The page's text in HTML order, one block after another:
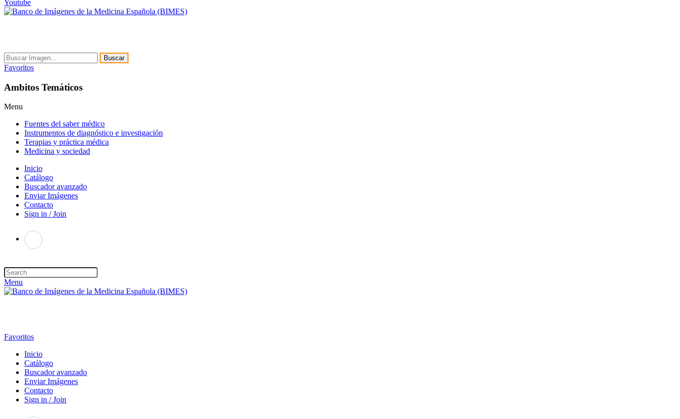
Youtube
Buscar
Favoritos
Ambitos Temáticos
Menu
Fuentes del saber médico
Instrumentos de diagnóstico e investigación
Terapias y práctica médica
Medicina y sociedad
Inicio
Catálogo
Buscador avanzado
Enviar Imágenes
Contacto
Sign in / Join
Menu
Favoritos
Inicio
Catálogo
Buscador avanzado
Enviar Imágenes
Contacto
Sign in / Join